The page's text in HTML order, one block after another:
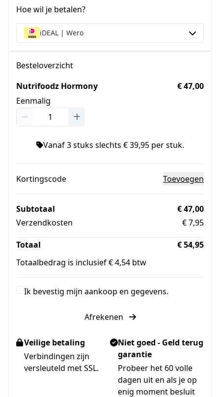
Hoe wil je betalen?
iDEAL | Wero
Besteloverzicht
Nutrifoodz Hormony
Eenmalig
€ 47,00
Vanaf 3 stuks slechts € 39,95 per stuk.
Kortingscode Toevoegen
Subtotaal
€ 47,00
Verzendkosten
€ 7,95
Totaal
€ 54,95
Totaalbedrag is inclusief € 4,54 btw
Ik bevestig mijn aankoop en gegevens.
Afrekenen
Veilige betaling
Verbindingen zijn
versleuteld met SSL.
Niet goed - Geld terug
garantie
Probeer het 60 volle
dagen uit en als je op
enig moment besluit